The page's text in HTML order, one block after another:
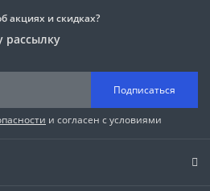
акциях и скидках?
рассылку
Подписаться
и согласен с условиями